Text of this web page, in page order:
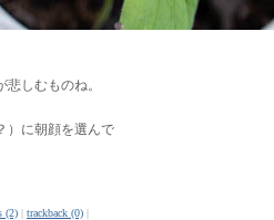
しむものね。
）に朝顔を選んで
(2) | trackback (0) |